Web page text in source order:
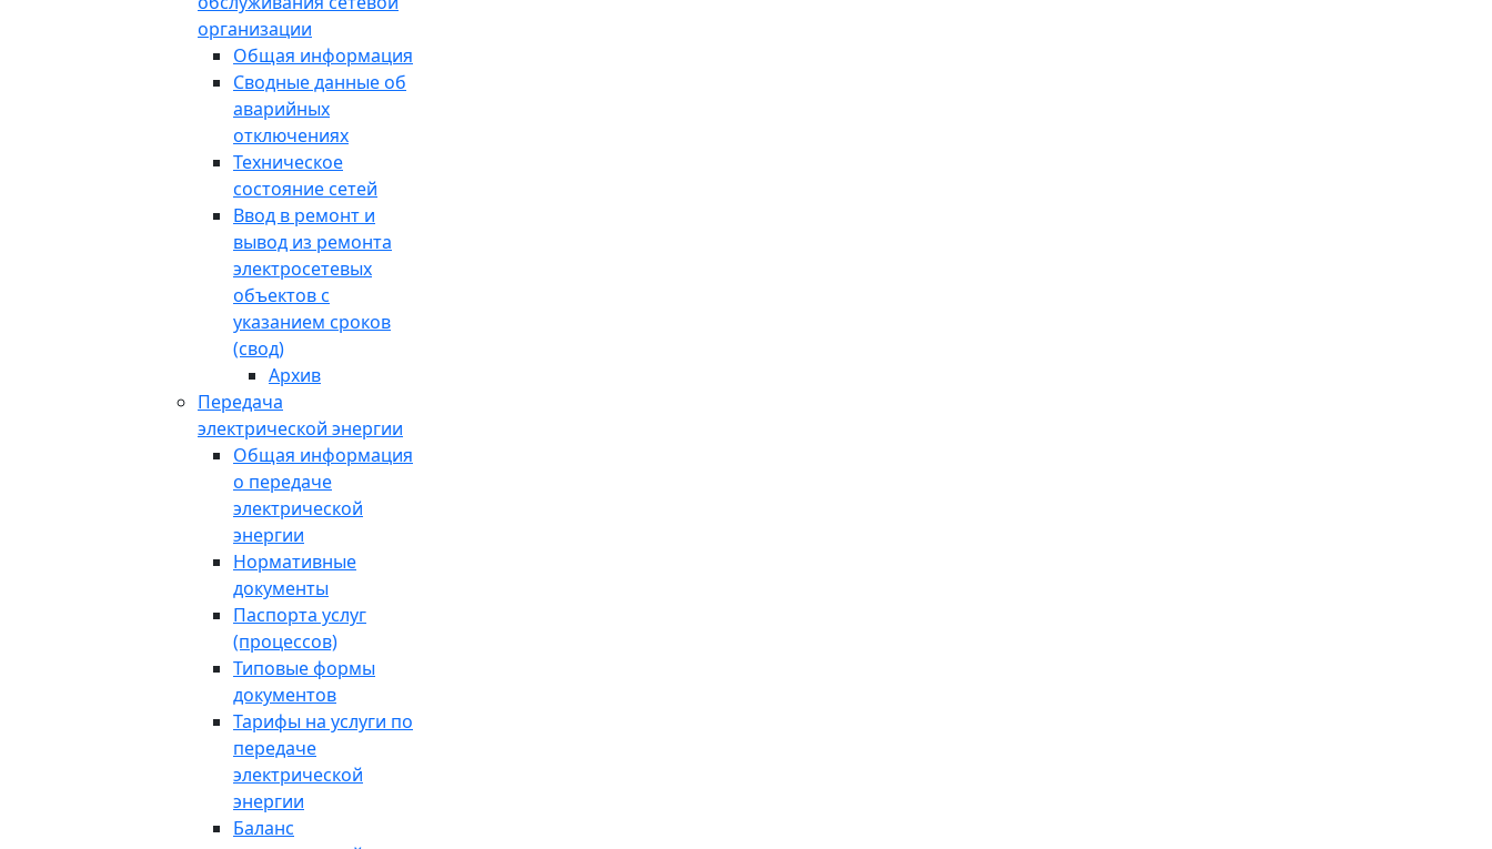
организации
Общая информация
Сводные данные об
аварийных
отключениях
Техническое
состояние сетей
Ввод в ремонт и
вывод из ремонта
электросетевых
объектов с
указанием сроков
(свод)
Архив
Передача
электрической энергии
Общая информация
о передаче
электрической
энергии
Нормативные
документы
Паспорта услуг
(процессов)
Типовые формы
документов
Тарифы на услуги по
передаче
электрической
энергии
Баланс